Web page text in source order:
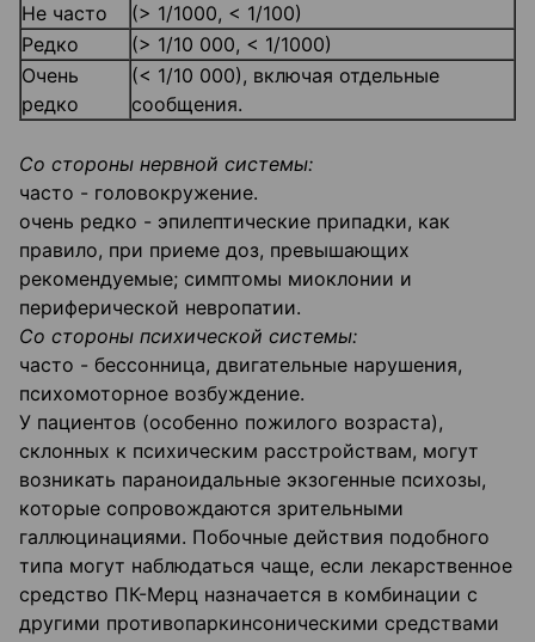
Не часто
(> 1/1000, < 1/100)
Редко
(> 1/10 000, < 1/1000)
Очень
редко
(< 1/10 000), включая отдельные
сообщения.
Со стороны нервной системы:
часто - головокружение.
очень редко - эпилептические припадки, как
правило, при приеме доз, превышающих
рекомендуемые; симптомы миоклонии и
периферической невропатии.
Со стороны психической системы:
часто - бессонница, двигательные нарушения,
психомоторное возбуждение.
У пациентов (особенно пожилого возраста),
склонных к психическим расстройствам, могут
возникать параноидальные экзогенные психозы,
которые сопровождаются зрительными
галлюцинациями. Побочные действия подобного
типа могут наблюдаться чаще, если лекарственное
средство ПК-Мерц назначается в комбинации с
другими противопаркинсоническими средствами